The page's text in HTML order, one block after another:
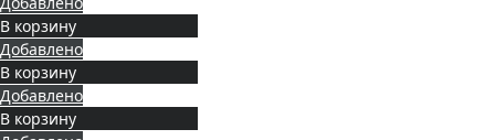
В корзину
Добавлено
В корзину
Добавлено
В корзину